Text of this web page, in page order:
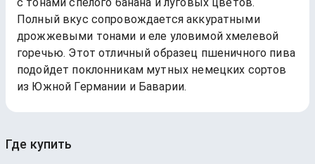
Полный вкус сопровождается аккуратными
дрожжевыми тонами и еле уловимой хмелевой
горечью. Этот отличный образец пшеничного пива
подойдет поклонникам мутных немецких сортов
из Южной Германии и Баварии.
Где купить